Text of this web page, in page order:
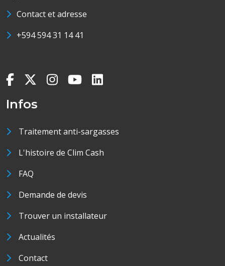
Contact et adresse
+594 594 31 14 41
Infos
Traitement anti-sargasses
L'histoire de Clim Cash
FAQ
Demande de devis
Trouver un installateur
Actualités
Contact